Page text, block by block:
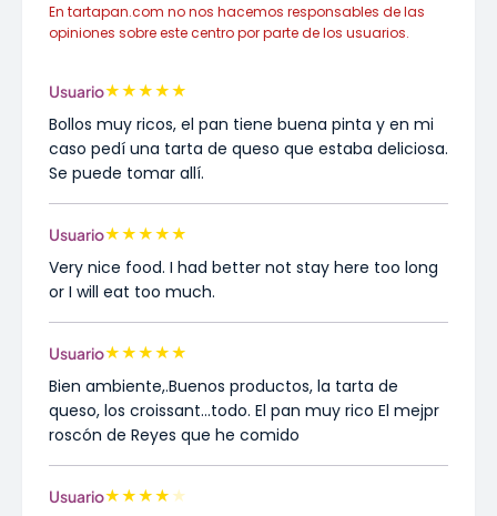
En tartapan.com no nos hacemos responsables de las
opiniones sobre este centro por parte de los usuarios.
Usuario★★★★★
Bollos muy ricos, el pan tiene buena pinta y en mi
caso pedí una tarta de queso que estaba deliciosa.
Se puede tomar allí.
Usuario★★★★★
Very nice food. I had better not stay here too long
or I will eat too much.
Usuario★★★★★
Bien ambiente,.Buenos productos, la tarta de
queso, los croissant...todo. El pan muy rico El mejpr
roscón de Reyes que he comido
Usuario★★★★ ★